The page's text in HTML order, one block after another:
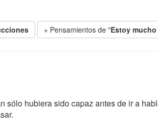
+ Pensamientos de "Estoy
sólo hubiera sido capaz antes de ir a